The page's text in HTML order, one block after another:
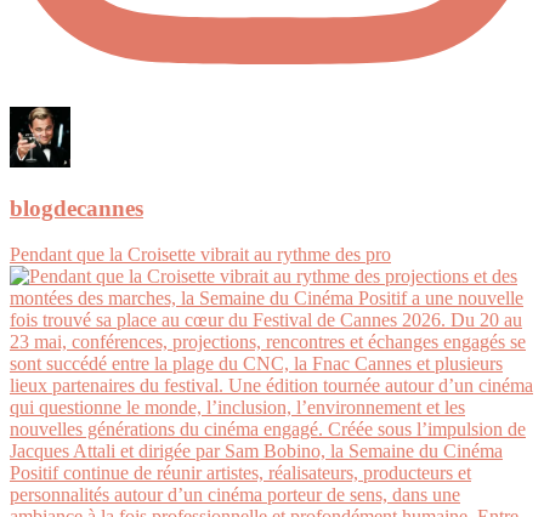
blogdecannes
Pendant que la Croisette vibrait au rythme des pro